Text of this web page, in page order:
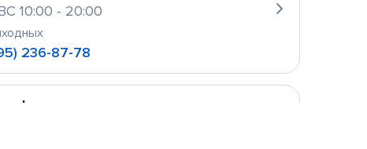
10:00 - 20:00
236-87-78